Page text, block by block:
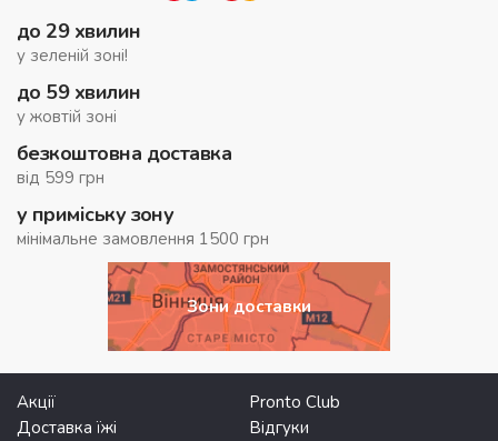
до 29 хвилин
у зеленій зоні!
до 59 хвилин
у жовтій зоні
безкоштовна доставка
від 599 грн
у приміську зону
мінімальне замовлення 1500 грн
Зони доставки
Акції
Pronto Club
Доставка їжі
Відгуки